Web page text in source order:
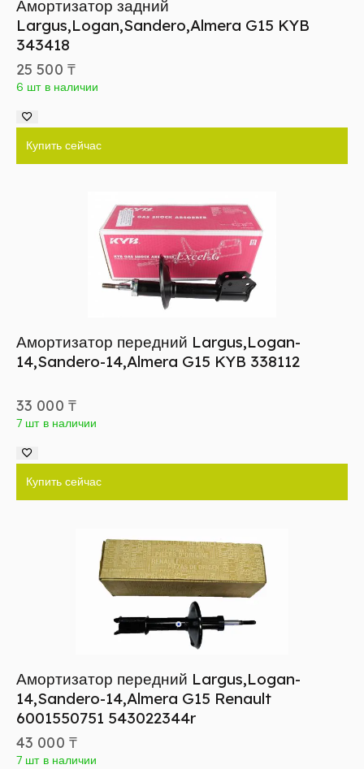
Амортизатор задний
Largus,Logan,Sandero,Almera G15 KYB
343418
25 500 ₸
6 шт в наличии
Купить сейчас
Амортизатор передний Largus,Logan-
14,Sandero-14,Almera G15 KYB 338112
33 000 ₸
7 шт в наличии
Купить сейчас
Амортизатор передний Largus,Logan-
14,Sandero-14,Almera G15 Renault
6001550751 543022344r
43 000 ₸
7 шт в наличии